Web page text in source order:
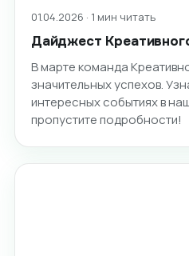
01.04.2026 · 1 мин читать
Дайджест
В марте команда
значительных успехов.
интересных событиях в
пропустите подробности!